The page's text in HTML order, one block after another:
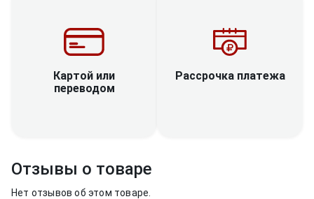
Картой или
переводом
Рассрочка платежа
Отзывы о товаре
Нет отзывов об этом товаре.